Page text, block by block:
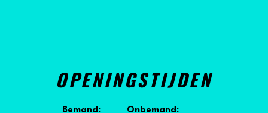
OPENINGSTIJDEN
Bemand: Onbemand: